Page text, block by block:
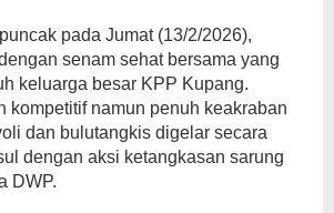
pada Jumat (13/2/2026),
senam sehat bersama yang
keluarga besar KPP Kupang.
kompetitif namun penuh keakraban
dan bulutangkis digelar secara
dengan aksi ketangkasan sarung
DWP.